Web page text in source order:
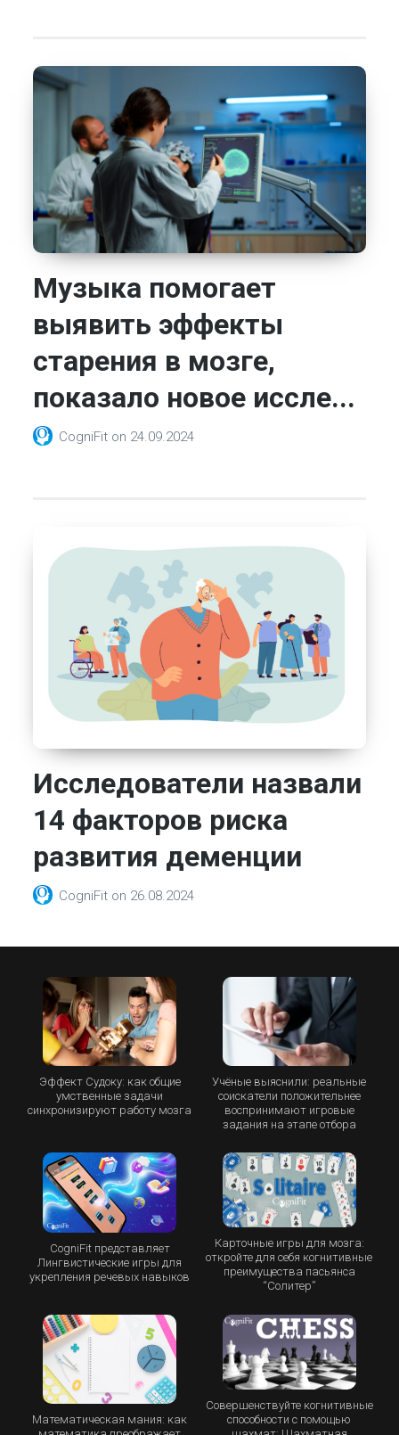
Музыка помогает
выявить эффекты
старения в мозге,
показало новое иссле...
CogniFit on 24.09.2024
Исследователи назвали
14 факторов риска
развития деменции
CogniFit on 26.08.2024
Эффект Судоку: как общие
умственные задачи
синхронизируют работу мозга
Учёные выяснили: реальные
соискатели положительнее
воспринимают игровые
задания на этапе отбора
CogniFit представляет
Лингвистические игры для
укрепления речевых навыков
Карточные игры для мозга:
откройте для себя когнитивные
преимущества пасьянса
“Cолитер”
Математическая мания: как
Совершенствуйте когнитивные
способности с помощью